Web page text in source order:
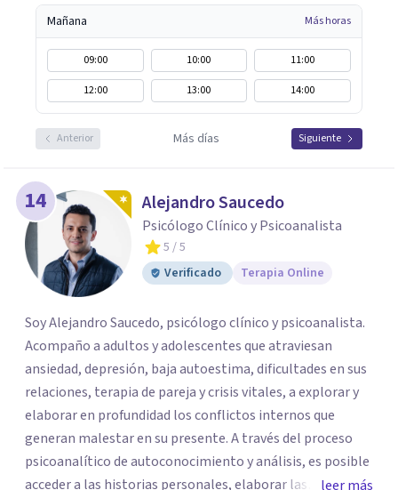
Mañana Más horas
09:00 10:00
11:00
12:00
13:00 14:00
Anterior Más días Siguiente
14 Alejandro Saucedo
Psicólogo Clínico y Psicoanalista
5 / 5
Verificado
Terapia Online
Soy Alejandro Saucedo, psicólogo clínico y psicoanalista.
Acompaño a adultos y adolescentes que atraviesan
ansiedad, depresión, baja autoestima, dificultades en sus
relaciones, terapia de pareja y crisis vitales, a explorar y
elaborar en profundidad los conflictos internos que
generan malestar en su presente. A través del proceso
psicoanalítico de autoconocimiento y análisis, es posible
acceder a las historias personales, elaborar las
leer más